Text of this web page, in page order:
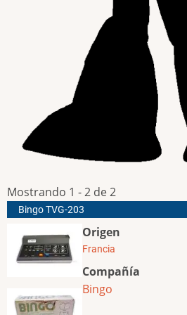
Mostrando 1 - 2 de 2
Bingo TVG-203
Origen
Francia
Compañía
Bingo